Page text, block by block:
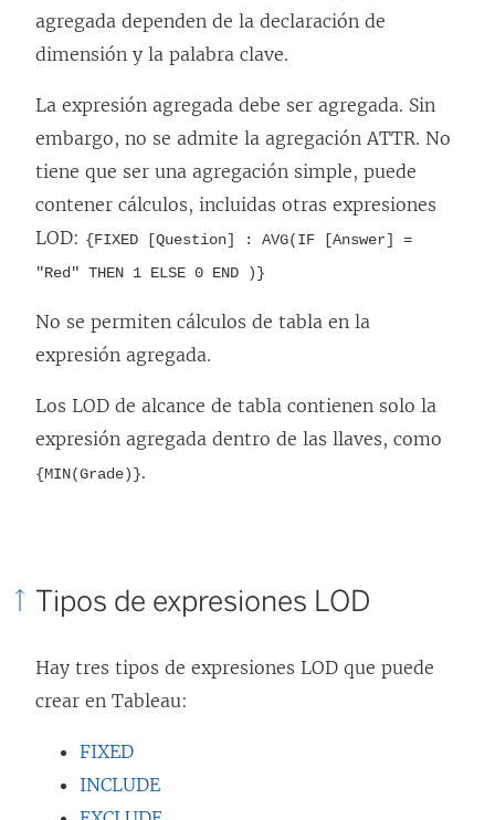
agregada dependen de la declaración de
dimensión y la palabra clave.
La expresión agregada debe ser agregada. Sin
embargo, no se admite la agregación ATTR. No
tiene que ser una agregación simple, puede
contener cálculos, incluidas otras expresiones
LOD: {FIXED [Question] : AVG(IF [Answer] =
"Red" THEN 1 ELSE 0 END )}
No se permiten cálculos de tabla en la
expresión agregada.
Los LOD de alcance de tabla contienen solo la
expresión agregada dentro de las llaves, como
{MIN(Grade)}.
Tipos de expresiones LOD
Hay tres tipos de expresiones LOD que puede
crear en Tableau:
FIXED
INCLUDE